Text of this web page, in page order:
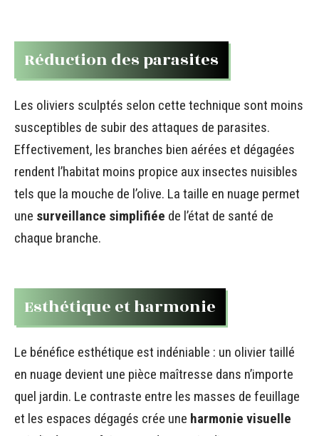
Réduction des parasites
Les oliviers sculptés selon cette technique sont moins
susceptibles de subir des attaques de parasites.
Effectivement, les branches bien aérées et dégagées
rendent l’habitat moins propice aux insectes nuisibles
tels que la mouche de l’olive. La taille en nuage permet
une surveillance simplifiée de l’état de santé de
chaque branche.
Esthétique et harmonie
Le bénéfice esthétique est indéniable : un olivier taillé
en nuage devient une pièce maîtresse dans n’importe
quel jardin. Le contraste entre les masses de feuillage
et les espaces dégagés crée une harmonie visuelle